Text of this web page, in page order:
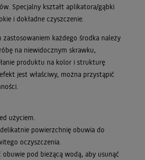
Specjalny kształt aplikatora/gąbki
i dokładne czyszczenie.
zastosowaniem każdego środka należy
na niewidocznym skrawku,
produktu na kolor i strukturę
jest właściwy, można przystąpić
użyciem.
delikatnie powierzchnię obuwia do
oczyszczenia.
obuwie pod bieżącą wodą, aby usunąć